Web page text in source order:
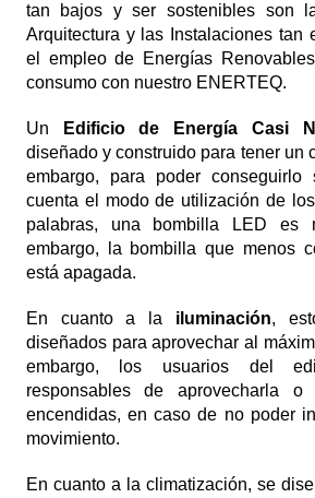
tan bajos y ser sostenibles son
Arquitectura y las Instalaciones tan
el empleo de Energías
consumo con nuestro ENERTEQ.
Un Edificio de Energía Casi
diseñado y construido para tener un
embargo, para poder
cuenta el modo de utilización de
palabras, una bombilla LED es
embargo, la bombilla que menos
está apagada.
En cuanto a la iluminación,
diseñados para aprovechar al
embargo, los usuarios del
responsables de aprovecharla
encendidas, en caso de no poder
movimiento.
En cuanto a la climatización, se